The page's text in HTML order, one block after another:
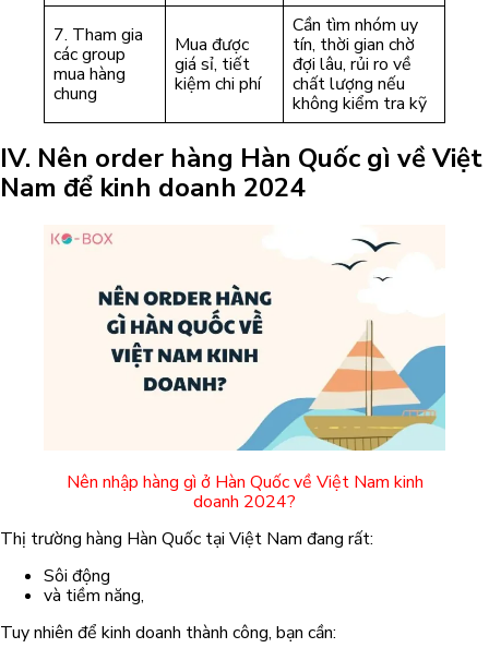
7. Tham gia
các group
mua hàng
chung
Mua được
giá sỉ, tiết
kiệm chi phí
Cần tìm nhóm uy
tín, thời gian chờ
đợi lâu, rủi ro về
chất lượng nếu
không kiểm tra kỹ
IV. Nên order hàng Hàn Quốc gì về Việt
Nam để kinh doanh 2024
Nên nhập hàng gì ở Hàn Quốc về Việt Nam kinh
doanh 2024?
Thị trường hàng Hàn Quốc tại Việt Nam đang rất:
Sôi động
và tiềm năng,
Tuy nhiên để kinh doanh thành công, bạn cần: